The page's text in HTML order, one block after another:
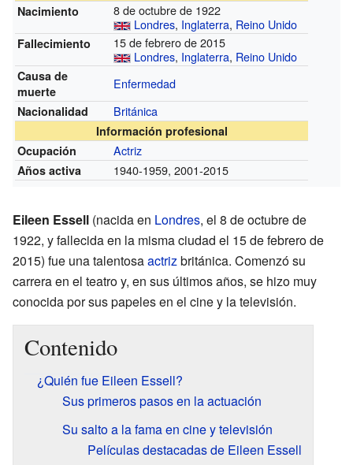
Nacimiento
8 de octubre de 1922
Londres, Inglaterra, Reino Unido
Fallecimiento
15 de febrero de 2015
Londres, Inglaterra, Reino Unido
Causa de
muerte
Enfermedad
Nacionalidad Británica
Información profesional
Ocupación
Actriz
Años activa 1940-1959, 2001-2015
Eileen Essell (nacida en Londres, el 8 de octubre de
1922, y fallecida en la misma ciudad el 15 de febrero de
2015) fue una talentosaactrizbritánica. Comenzó su
carrera en el teatro y, en sus últimos años, se hizo muy
conocida por sus papeles en el cine y la televisión.
Contenido
¿Quién fue Eileen Essell?
Sus primeros pasos en la actuación
Su salto a la fama en cine y televisión
Películas destacadas de Eileen Essell